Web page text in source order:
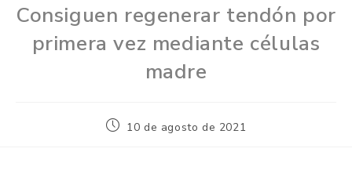
Consiguen regenerar tendón por
primera vez mediante células
madre
10 de agosto de 2021